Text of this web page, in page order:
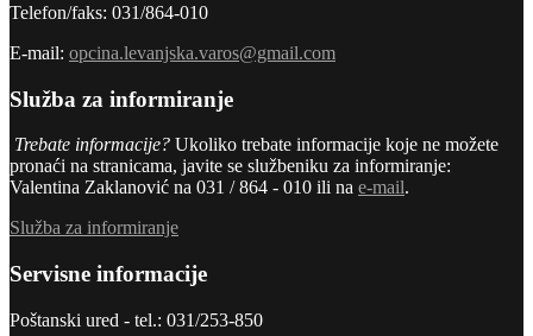
Telefon/faks: 031/864-010
E-mail: opcina.levanjska.varos@gmail.com
Služba za informiranje
Trebate informacije? Ukoliko trebate informacije koje ne možete
pronaći na stranicama, javite se službeniku za informiranje:
Valentina Zaklanović na 031 / 864 - 010 ili na e-mail.
Služba za informiranje
Servisne informacije
Poštanski ured - tel.: 031/253-850